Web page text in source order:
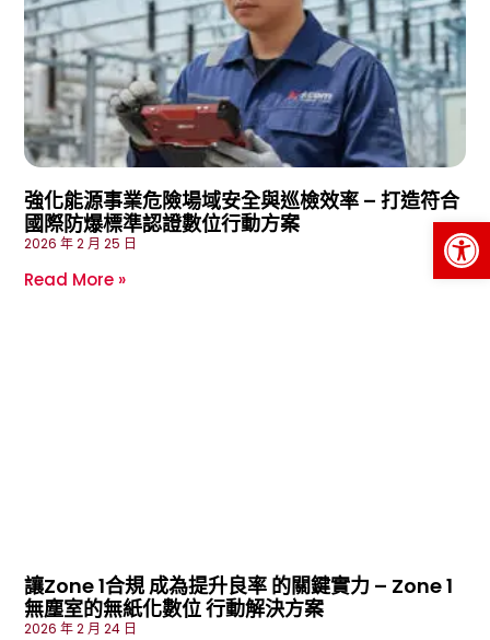
強化能源事業危險場域安全與巡檢效率 – 打造符合
國際防爆標準認證數位行動方案
2026 年 2 月 25 日
Read More »
讓Zone 1合規 成為提升良率 的關鍵實力 – Zone 1
無塵室的無紙化數位 行動解決方案
2026 年 2 月 24 日